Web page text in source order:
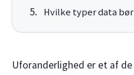
Hvilke typer data
Uforanderlighed er et af